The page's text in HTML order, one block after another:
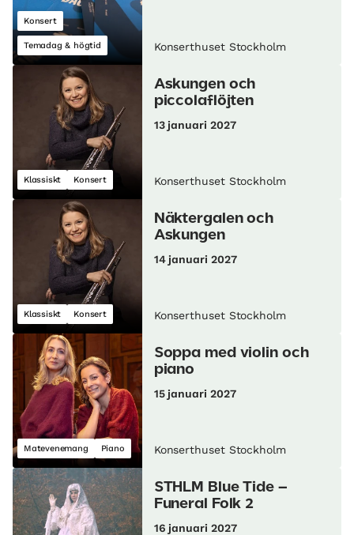
Konsert
Temadag & högtid Konserthuset Stockholm
Klassiskt Konsert
Askungen och
piccolaflöjten
13 januari 2027
Konserthuset Stockholm
Klassiskt Konsert
Näktergalen och
Askungen
14 januari 2027
Konserthuset Stockholm
Matevenemang Piano
Soppa med violin och
piano
15 januari 2027
Konserthuset Stockholm
STHLM Blue Tide –
Funeral Folk 2
16 januari 2027